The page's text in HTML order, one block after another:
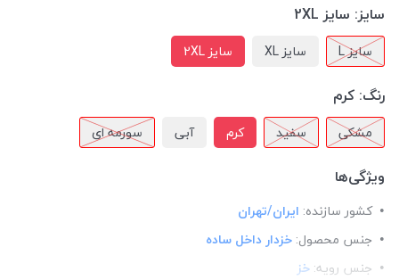
سایز: سایز 2XL
سایز L سایز XL سایز 2XL
رنگ: کرم
مشکی سفید کرم آبی سورمه ای
ویژگی‌ها
کشور سازنده: ایران/تهران
جنس محصول: خزدار داخل ساده
جنس رویه: خز